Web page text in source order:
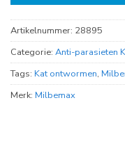
Artikelnummer: 28895
Categorie: Anti-parasieten
Tags: Kat ontwormen,
Merk: Milbemax